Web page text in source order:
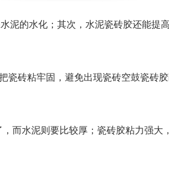
泥的水化；其次，水泥瓷砖胶还能提
砖粘牢固，避免出现瓷砖空鼓瓷砖
而水泥则要比较厚；瓷砖胶粘力强大